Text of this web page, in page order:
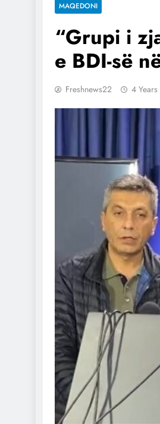
MAQEDONI
“Grupi i
e BDI-së
Freshnews22 4